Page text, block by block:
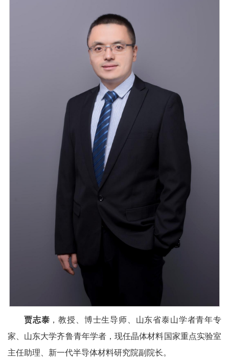
贾志泰 ，教授、博士生导师、山东省泰山学者青年专
家、山东大学齐鲁青年学者，现任晶体材料国家重点实验室
主任助理、新一代半导体材料研究院副院长。